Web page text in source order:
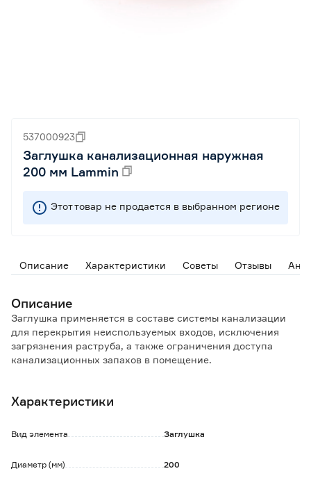
537000923
Заглушка канализационная наружная
200 мм Lammin
Этот товар не продается в выбранном регионе
Описание Характеристики Советы Отзывы
Описание
Заглушка применяется в составе системы канализации
для перекрытия неиспользуемых входов, исключения
загрязнения раструба, а также ограничения доступа
канализационных запахов в помещение.
соответствующего диаметра.
специальной силиконовой смазки.
Характеристики
Вид элемента Заглушка
Диаметр (мм) 200